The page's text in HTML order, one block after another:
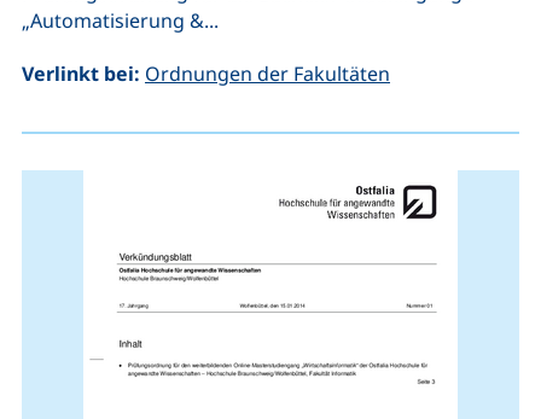
„Automatisierung &...
Verlinkt bei: Ordnungen der Fakultäten